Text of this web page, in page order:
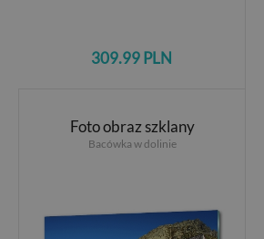
309.99 PLN
Foto obraz szklany
Bacówka w dolinie